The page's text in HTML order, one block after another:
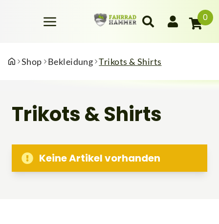
0
Shop Bekleidung Trikots & Shirts
Trikots & Shirts
Keine Artikel vorhanden